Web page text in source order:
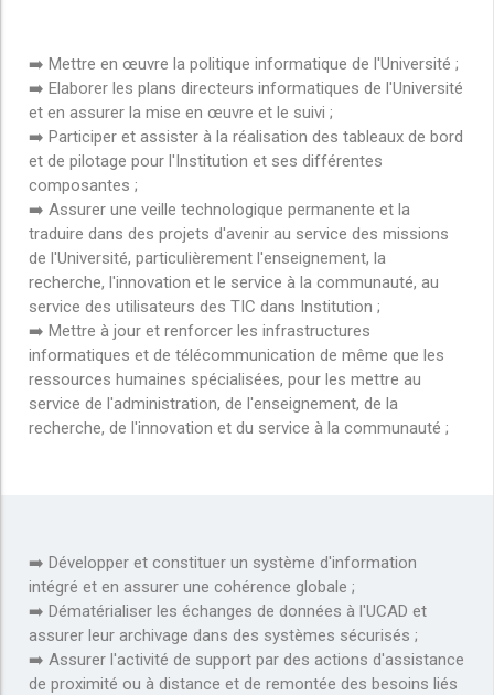
➡️ Mettre en œuvre la politique informatique de l'Université ;
➡️ Elaborer les plans directeurs informatiques de l'Université
et en assurer la mise en œuvre et le suivi ;
➡️ Participer et assister à la réalisation des tableaux de bord
et de pilotage pour l'Institution et ses différentes
composantes ;
➡️ Assurer une veille technologique permanente et la
traduire dans des projets d'avenir au service des missions
de l'Université, particulièrement l'enseignement, la
recherche, l'innovation et le service à la communauté, au
service des utilisateurs des TIC dans Institution ;
➡️ Mettre à jour et renforcer les infrastructures
informatiques et de télécommunication de même que les
ressources humaines spécialisées, pour les mettre au
service de l'administration, de l'enseignement, de la
recherche, de l'innovation et du service à la communauté ;
➡️ Développer et constituer un système d'information
intégré et en assurer une cohérence globale ;
➡️ Dématérialiser les échanges de données à l'UCAD et
assurer leur archivage dans des systèmes sécurisés ;
➡️ Assurer l'activité de support par des actions d'assistance
de proximité ou à distance et de remontée des besoins liés